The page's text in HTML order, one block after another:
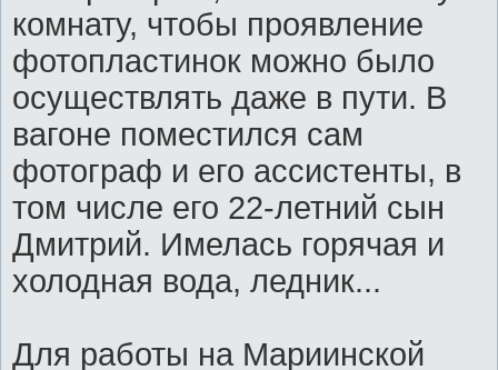
комнату, чтобы проявление
фотопластинок можно было
осуществлять даже в пути. В
вагоне поместился сам
фотограф и его ассистенты, в
том числе его 22-летний сын
Дмитрий. Имелась горячая и
холодная вода, ледник...
Для работы на Мариинской